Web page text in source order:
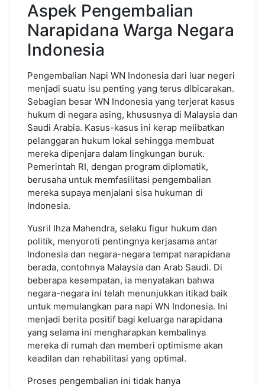
Aspek Pengembalian
Narapidana Warga Negara
Indonesia
Pengembalian Napi WN Indonesia dari luar negeri
menjadi suatu isu penting yang terus dibicarakan.
Sebagian besar WN Indonesia yang terjerat kasus
hukum di negara asing, khususnya di Malaysia dan
Saudi Arabia. Kasus-kasus ini kerap melibatkan
pelanggaran hukum lokal sehingga membuat
mereka dipenjara dalam lingkungan buruk.
Pemerintah RI, dengan program diplomatik,
berusaha untuk memfasilitasi pengembalian
mereka supaya menjalani sisa hukuman di
Indonesia.
Yusril Ihza Mahendra, selaku figur hukum dan
politik, menyoroti pentingnya kerjasama antar
Indonesia dan negara-negara tempat narapidana
berada, contohnya Malaysia dan Arab Saudi. Di
beberapa kesempatan, ia menyatakan bahwa
negara-negara ini telah menunjukkan itikad baik
untuk memulangkan para napi WN Indonesia. Ini
menjadi berita positif bagi keluarga narapidana
yang selama ini mengharapkan kembalinya
mereka di rumah dan memberi optimisme akan
keadilan dan rehabilitasi yang optimal.
Proses pengembalian ini tidak hanya